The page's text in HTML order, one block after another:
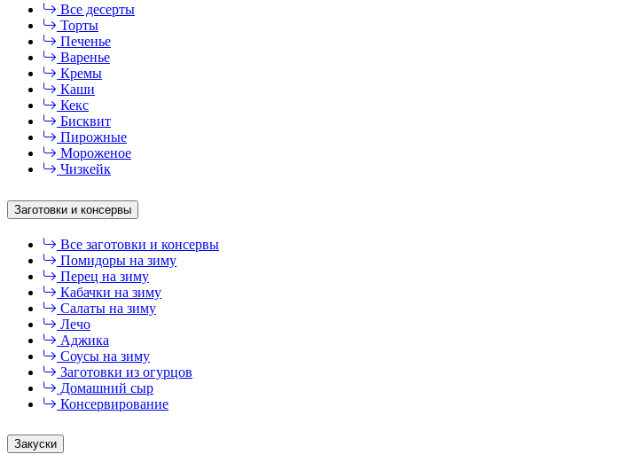
Все десерты
Торты
Печенье
Варенье
Кремы
Каши
Кекс
Бисквит
Пирожные
Мороженое
Чизкейк
Заготовки и консервы
Все заготовки и консервы
Помидоры на зиму
Перец на зиму
Кабачки на зиму
Салаты на зиму
Лечо
Аджика
Соусы на зиму
Заготовки из огурцов
Домашний сыр
Консервирование
Закуски